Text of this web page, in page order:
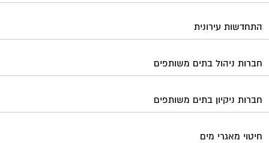
התחדשות עירונית
חברות ניהול בתים משותפים
חברות ניקיון בתים משותפים
חיטוי מאגרי מים